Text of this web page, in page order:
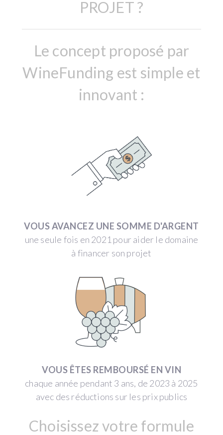
PROJET ?
Le concept proposé par
WineFunding est simple et
innovant :
VOUS AVANCEZ UNE SOMME D'ARGENT
une seule fois en 2021 pour aider le domaine
à financer son projet
VOUS ÊTES REMBOURSÉ EN VIN
chaque année pendant 3 ans, de 2023 à 2025
avec des réductions sur les prix publics
Choisissez votre formule